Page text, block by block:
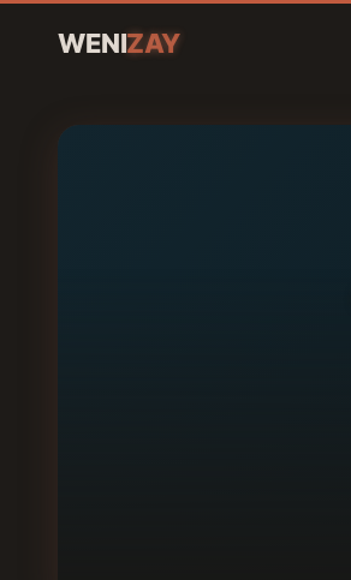
WENIZAY